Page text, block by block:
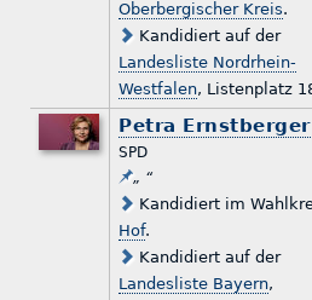
Oberbergischer Kreis.
Kandidiert auf der
Landesliste Nordrhein-
Westfalen, Listenplatz
Petra Ernstberger|
SPD
„ “
Kandidiert im
Hof.
Kandidiert auf der
Landesliste Bayern,